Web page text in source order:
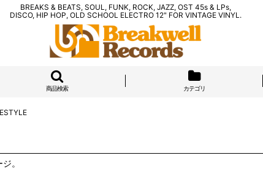
BREAKS & BEATS, SOUL, FUNK, ROCK, JAZZ, OST 45s & LPs,
DISCO, HIP HOP, OLD SCHOOL ELECTRO 12" FOR VINTAGE VINYL.
商品検索 カテゴリ
。